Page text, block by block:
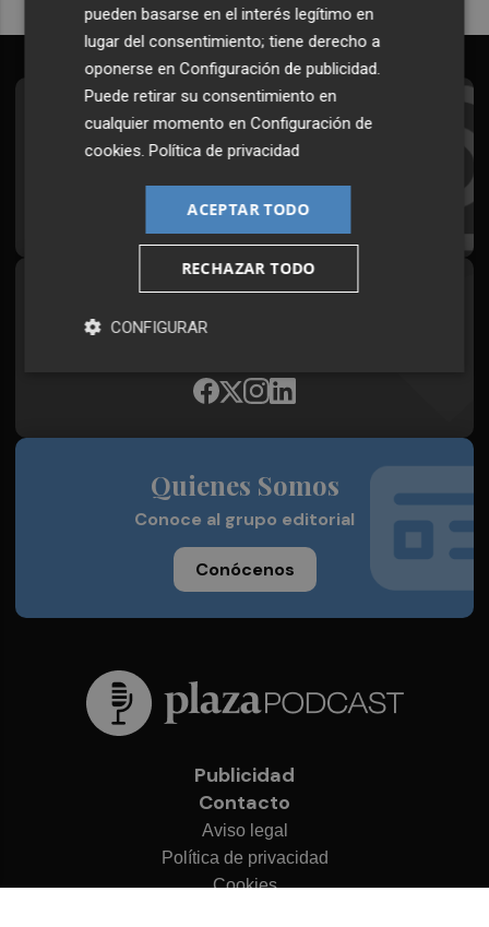
Suscríbete al Boletín
Todos los días a primera hora en tu email
¡Quiero suscribirme!
Síguenos en redes
Plaza Podcast, desde cualquier medio
Quienes Somos
Conoce al grupo editorial
Conócenos
Publicidad
Contacto
Aviso legal
Política de privacidad
Cookies
pueden basarse en el interés legítimo en
lugar del consentimiento; tiene derecho a
oponerse enConfiguración de publicidad.
Puede retirar su consentimiento en
cualquier momento enConfiguración de
cookies.Política de privacidad
ACEPTAR TODO
RECHAZAR TODO
CONFIGURAR